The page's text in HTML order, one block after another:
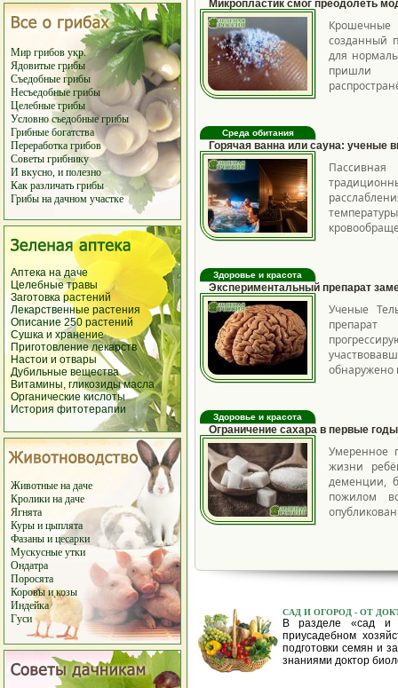
Мир грибовукр.
Ядовитые грибы
Съедобные грибы
Несъедобные грибы
Целебные грибы
Условно съедобные грибы
Грибные богатства
Переработка грибов
Советы грибнику
И вкусно, и полезно
Как различать грибы
Грибы на дачном участке
Аптека на даче
Целебные травы
Заготовка растений
Лекарственные растения
Описание 250 растений
Сушка и хранение
Приготовление лекарств
Настои и отвары
Дубильные вещества
Витамины, гликозиды масла
Органические кислоты
История фитотерапии
Животные на даче
Кролики на даче
Ягнята
Куры и цыплята
Фазаны и цесарки
Мускусные утки
Ондатра
Поросята
Коровыи козы
Индейка
Гуси
Микропластик смог преодолеть
Крошечные
созданный
для
пришли
Среда обитания
Горячая ванна или сауна: ученые
Здоровье и красота
Экспериментальный препарат
Ученые
препарат
обнаружено
Здоровье и красота
Ограничение сахара в первые
Умеренное
жизни
деменции,
пожилом
САД И ОГОРОД - ОТ
В разделе «сад и
приусадебном
подготовки семян и
знаниями доктор